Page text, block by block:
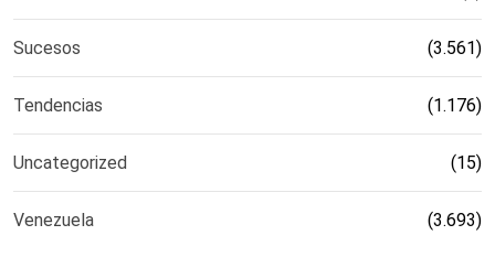
Sucesos (3.561)
Tendencias (1.176)
Uncategorized (15)
Venezuela (3.693)